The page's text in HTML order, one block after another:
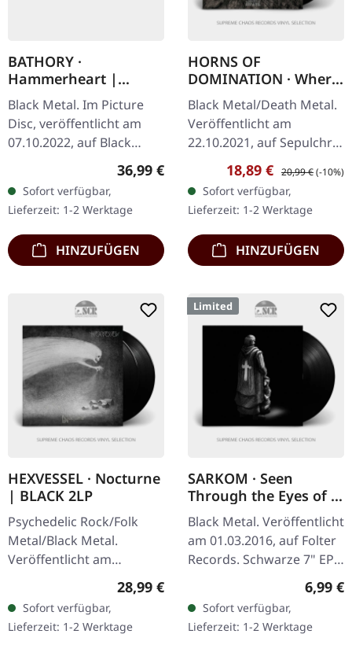
BATHORY ·
Hammerheart |
PICTURE DISC LP
Black Metal. Im Picture
Disc, veröffentlicht am
07.10.2022, auf Black
Mark Production. Picture
Disc. Es gibt Alben, die
einen Moment definieren,
und…
Regulärer Preis:
36,99 €
Sofort verfügbar,
Lieferzeit: 1-2 Werktage
HINZUFÜGEN
HORNS OF
DOMINATION · Where
Voices Leave No Echo
| BLACK LP
Black Metal/Death Metal.
Veröffentlicht am
22.10.2021, auf Sepulchral
Voice Records. Schwarzes
Vinyl mit 12-seitigem
Booklet, Poster,
Download-Code.…
Verkaufspreis:
18,89 € Regulärer Preis:
20,99 €(-10%)
Sofort verfügbar,
Lieferzeit: 1-2 Werktage
HINZUFÜGEN
HEXVESSEL · Nocturne
| BLACK 2LP
Psychedelic Rock/Folk
Metal/Black Metal.
Veröffentlicht am
13.06.2025, auf Prophecy
Productions. Schwarzes
Doppel-Vinyl im Gatefold-
Cover, gefütterte…
Regulärer Preis:
28,99 €
Sofort verfügbar,
Lieferzeit: 1-2 Werktage
Limited
SARKOM · Seen
Through the Eyes of a
Paedophile Priest |
BLACK 7" EP
Black Metal. Veröffentlicht
am 01.03.2016, auf Folter
Records. Schwarze 7" EP.
norwegische Black Metal-
Formation…
6,99 €
Sofort verfügbar,
Lieferzeit: 1-2 Werktage